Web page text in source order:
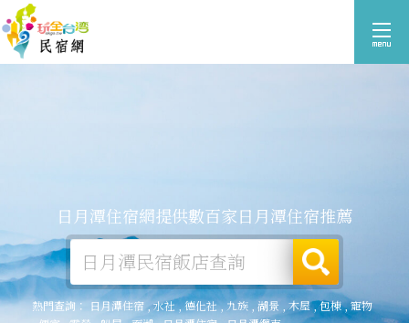
日月潭住宿網提供數百家日月潭住宿推薦
熱門查詢： 日月潭住宿 ,水社,德化社,九族,湖景 木屋,包棟,寵物